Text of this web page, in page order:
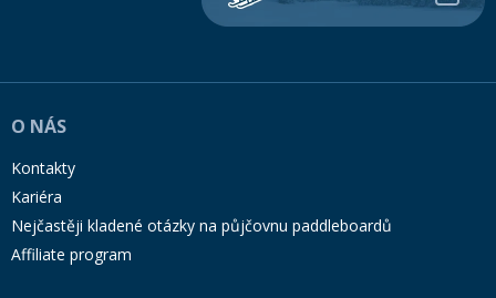
O NÁS
Kontakty
Kariéra
Nejčastěji kladené otázky na půjčovnu paddleboardů
Affiliate program